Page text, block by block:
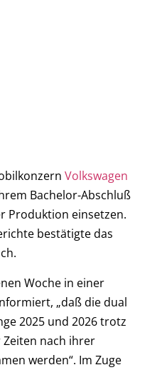
Volkswagen
Bachelor-Abschluß
Produktion einsetzen.
bestätigte das
Woche in einer
„daß die dual
2025 und 2026 trotz
nach ihrer
werden“. Im Zuge